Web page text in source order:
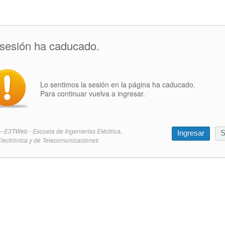
ha caducado.
Lo sentimos la sesión en la página ha caducado.
Para continuar vuelva a ingresar.
E3TWeb - Escuela de Ingenierías Eléctrica,
y de Telecomunicaciones
Ingresar